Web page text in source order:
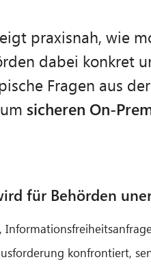
praxisnah, wie
dabei konkret
Fragen aus
sicheren On-
für Behörden
konfrontiert,